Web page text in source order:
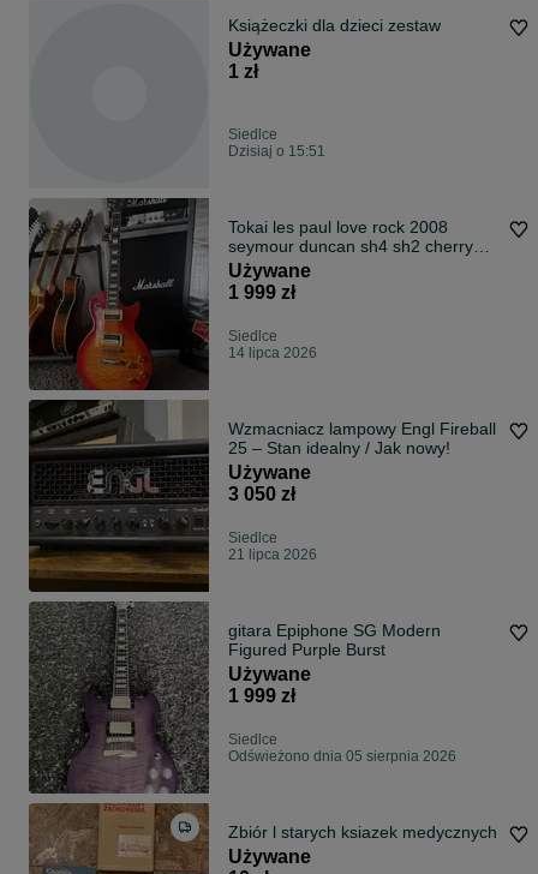
Książeczki dla dzieci zestaw
Używane
1 zł
Siedlce
Dzisiaj o 15:51
Tokai les paul love rock 2008
seymour duncan sh4 sh2 cherry
sunburst
Używane
1 999 zł
Siedlce
14 lipca 2026
Wzmacniacz lampowy Engl Fireball
25 – Stan idealny / Jak nowy!
Używane
3 050 zł
Siedlce
21 lipca 2026
gitara Epiphone SG Modern
Figured Purple Burst
Używane
1 999 zł
Siedlce
Odświeżono dnia 05 sierpnia 2026
Zbiór l starych ksiazek medycznych
Używane